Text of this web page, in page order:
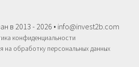
в 2013 - 2026 • info@invest2b.com
конфиденциальности
на обработку персональных данных